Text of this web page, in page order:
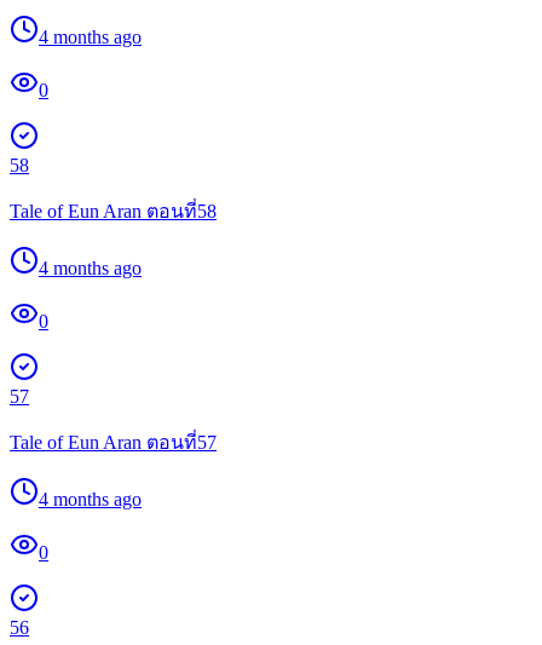
4 months ago
0
58
Tale of Eun Aran ตอนที่58
4 months ago
0
57
Tale of Eun Aran ตอนที่57
4 months ago
0
56